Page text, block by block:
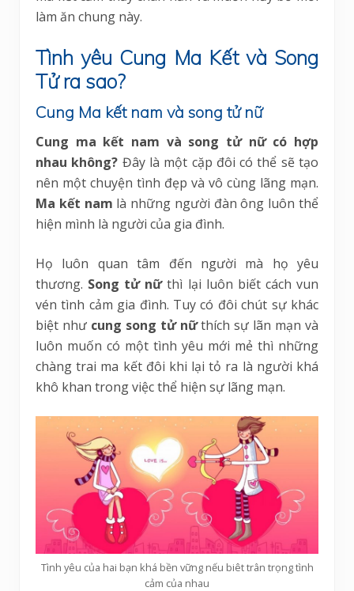
làm ăn chung này.
Tình yêu Cung Ma Kết và Song
Tử ra sao?
Cung Ma kết nam và song tử nữ
Cung ma kết nam và song tử nữ có hợp
nhau không? Đây là một cặp đôi có thể sẽ tạo
nên một chuyện tình đẹp và vô cùng lãng mạn.
Ma kết nam là những người đàn ông luôn thể
hiện mình là người của gia đình.
Họ luôn quan tâm đến người mà họ yêu
thương. Song tử nữthì lại luôn biết cách vun
vén tình cảm gia đình. Tuy có đôi chút sự khác
biệt như cung song tử nữthích sự lãn mạn và
luôn muốn có một tình yêu mới mẻ thì những
chàng trai ma kết đôi khi lại tỏ ra là người khá
khô khan trong việc thể hiện sự lãng mạn.
Tình yêu của hai bạn khá bền vững nếu biêt trân trọng tình
cảm của nhau